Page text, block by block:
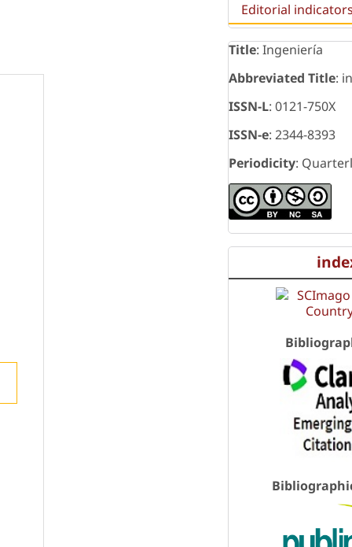
Editorial
Title: Ingeniería
Abbreviated Title:
ISSN-L: 0121-750X
ISSN-e: 2344-8393
Periodicity: